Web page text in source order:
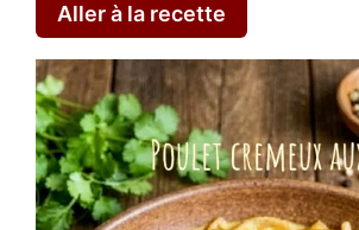
Aller à la recette